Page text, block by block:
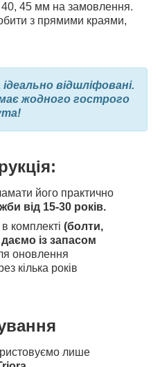
40, 45 мм на замовлення.
з прямими краями,
відшліфовані.
жодного гострого
його практично
від 15-30 років.
комплекті (болти,
даємо із запасом
оновлення
кілька років
лише